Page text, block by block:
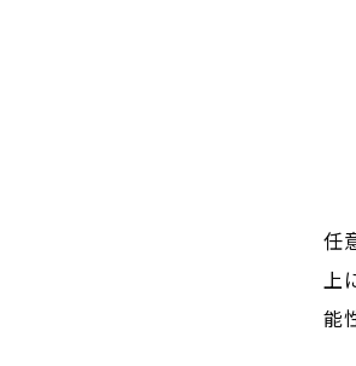
任
上
能